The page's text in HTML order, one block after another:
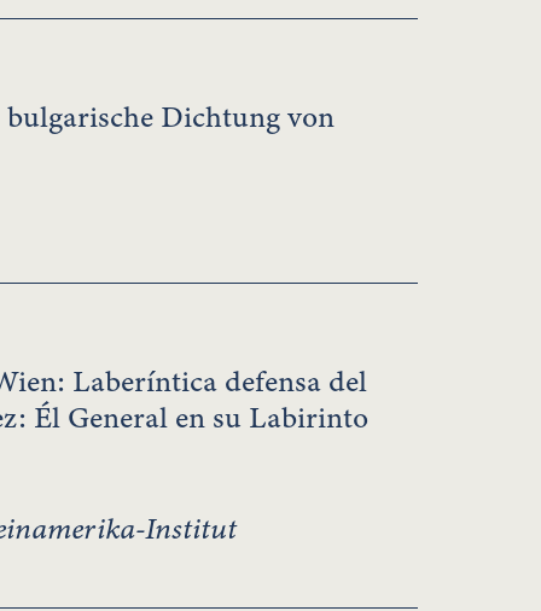
Dichtung von
Laberíntica defensa del
Él General en su Labirinto
Institut